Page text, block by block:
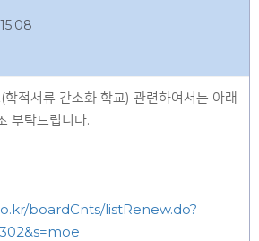
적서류 간소화 학교) 관련하여서는 아래
부탁드립니다.
boardCnts/listRenew.do?